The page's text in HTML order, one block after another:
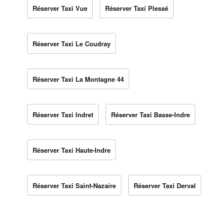
Réserver Taxi Vue Réserver Taxi Plessé
Réserver Taxi Le Coudray
Réserver Taxi La Montagne 44
Réserver Taxi Indret Réserver Taxi Basse-Indre
Réserver Taxi Haute-Indre
Réserver Taxi Saint-Nazaire Réserver Taxi Derval